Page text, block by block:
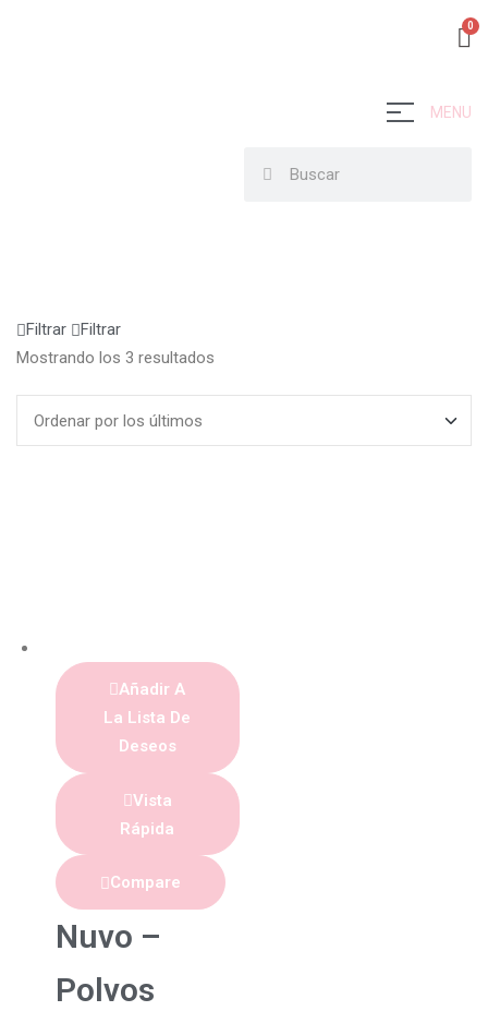
MENU
Filtrar
Filtrar
Mostrando los 3 resultados
Añadir A
La Lista De
Deseos
Vista
Rápida
Compare
Nuvo –
Polvos